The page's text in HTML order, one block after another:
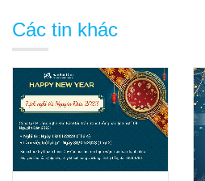
Các tin khác